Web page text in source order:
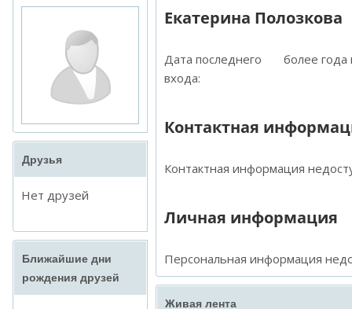
Друзья
Нет друзей
Ближайшие дни
рождения друзей
Екатерина Полозкова
Дата последнего
входа:
более года
Контактная
Контактная информация
Личная информация
Персональная информация
Живая лента